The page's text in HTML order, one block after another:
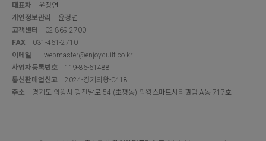
대표자
윤정연
개인정보관리
윤정연
고객센터
02-869-2700
FAX
031-461-2710
이메일
webmaster@enjoyquilt.co.kr
사업자등록번호
119-86-61488
통신판매업신고
2024-경기의왕-0418
주소
경기도 의왕시 광진말로 54 (초평동) 의왕스마트시티퀀텀 A동 717호